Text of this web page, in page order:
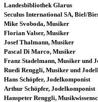
Landesbibliothek Glarus
Seculus International SA, Biel/
Mike Svoboda, Musiker
Florian Valser, Musiker
Josef Thalmann, Musiker
Pascal Di Marco, Musiker
Franz Stadelmann, Musiker und
Ruedi Renggli, Musiker und
Hans Schöpfer, Jodelkomponist
Arthur Schöpfer, Jodelkomponist
Hanspeter Renggli,